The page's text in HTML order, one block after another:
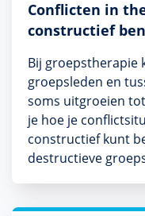
Conflicten in
constructief
Bij groepstherapie
groepsleden en
soms uitgroeien
je hoe je
constructief kunt
destructieve